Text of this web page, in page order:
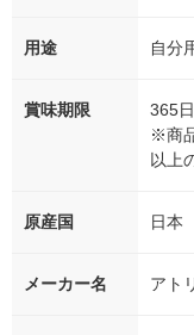
用途 自分
賞味期限
365日
※商
以上
原産国 日本
メーカー名 アト